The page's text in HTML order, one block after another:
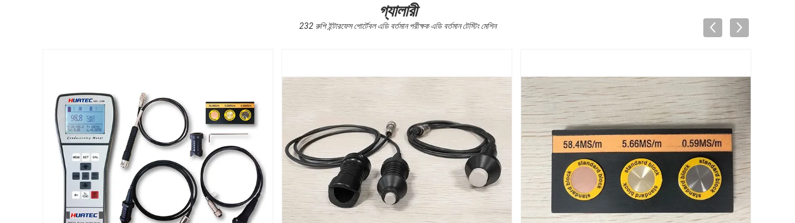
গ্যালারী
232 রুপি ইন্টারফেস পোর্টেবল এডি বর্তমান পরীক্ষক এডি বর্তমান টেস্টিং মেশিন